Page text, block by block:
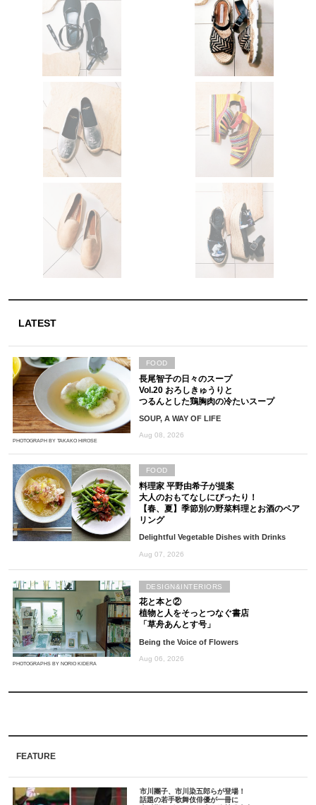
LATEST
PHOTOGRAPH BY TAKAKO HIROSE
長尾智子の日々のスープ
Vol.20 おろしきゅうりと
つるんとした鶏胸肉の冷たいスープ
SOUP, A WAY OF LIFE
Aug 08, 2026
FOOD
料理家 平野由希子が提案
大人のおもてなしにぴったり！
【春、夏】季節別の野菜料理とお酒のペア
リング
Delightful Vegetable Dishes with Drinks
Aug 07, 2026
FOOD
PHOTOGRAPHS BY NORIO KIDERA
花と本と②
植物と人をそっとつなぐ書店
「草舟あんとす号」
Being the Voice of Flowers
Aug 06, 2026
DESIGN&INTERIORS
FEATURE
市川團子、市川染五郎らが登場！
話題の若手歌舞伎俳優が一冊に